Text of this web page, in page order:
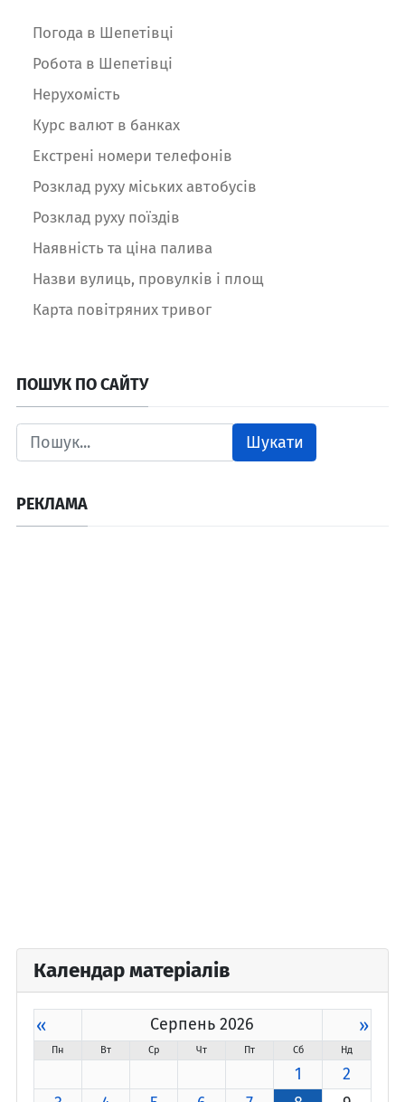
Погода в Шепетівці
Робота в Шепетівці
Нерухомість
Курс валют в банках
Екстрені номери телефонів
Розклад руху міських автобусів
Розклад руху поїздів
Наявність та ціна палива
Назви вулиць, провулків і площ
Карта повітряних тривог
ПОШУК ПО САЙТУ
Шукати
РЕКЛАМА
Календар матеріалів
« Серпень 2026 »
Пн Вт Ср Чт Пт Сб Нд
1
2